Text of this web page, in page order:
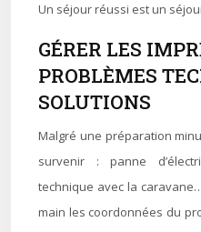
Un séjour réussi est un
GÉRER LES
PROBLÈMES
SOLUTIONS
Malgré une préparation
survenir : panne
technique avec la
main les coordonnées du